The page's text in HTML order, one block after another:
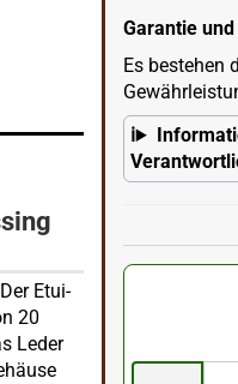
Garantie
Es bestehen
Etui-
20
Leder